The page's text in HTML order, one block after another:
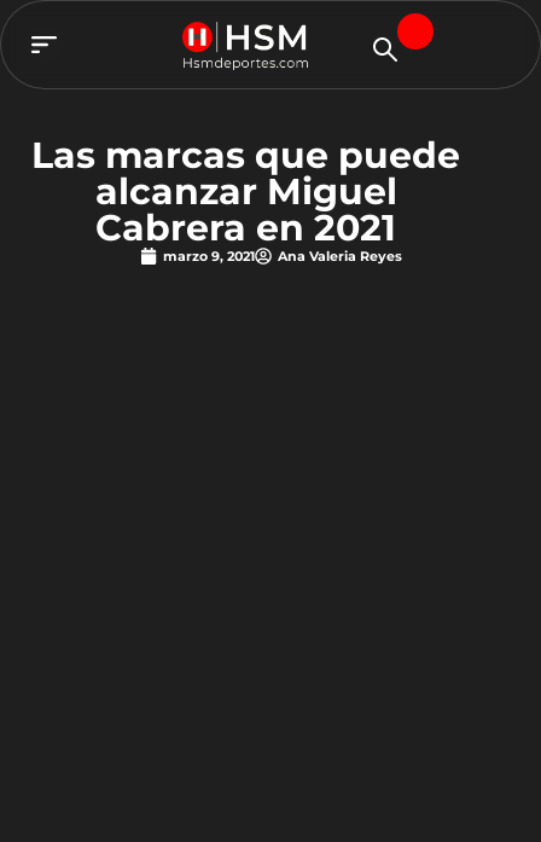
Las marcas que puede
alcanzar Miguel
Cabrera en 2021
marzo 9, 2021 Ana Valeria Reyes